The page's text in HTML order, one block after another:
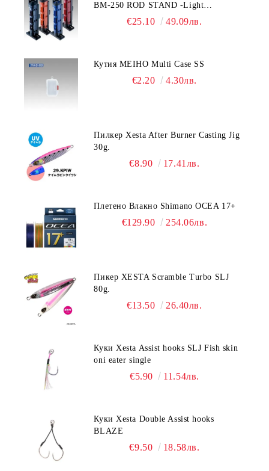
BM-250 ROD STAND -Light
Blue/Black color
€25.10 49.09лв.
Кутия MEIHO Multi Case SS
€2.20 4.30лв.
Пилкер Xesta After Burner Casting Jig
30g.
€8.90 17.41лв.
Плетено Влакно Shimano OCEA 17+
€129.90 254.06лв.
Пикер XESTA Scramble Turbo SLJ
80g.
€13.50 26.40лв.
Куки Xesta Assist hooks SLJ Fish skin
oni eater single
€5.90 11.54лв.
Куки Xesta Double Assist hooks
BLAZE
€9.50 18.58лв.